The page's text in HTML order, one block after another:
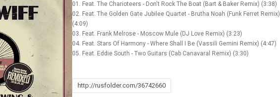
01. Feat. The Charioteers - Don't Rock The Boat (Bart & Baker Remix) (3:38)
02. Feat. The Golden Gate Jubilee Quartet - Brutha Noah (Funk Ferret Remix)
(4:09)
03. Feat. Frank Melrose - Moscow Mule (DJ Love Remix) (3:23)
04. Feat. Stars Of Harmony - Where Shall I Be (Vassili Gemini Remix) (4:47)
05. Feat. Eddie South - Two Guitars (Cab Canavaral Remix) (3:30)
http://rusfolder.com/36742660